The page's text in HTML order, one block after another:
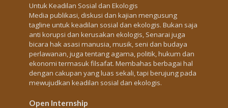
Untuk Keadilan Sosial dan Ekologis
Media publikasi, diskusi dan kajian mengusung
tagline untuk keadilan sosial dan ekologis. Bukan saja
anti korupsi dan kerusakan ekologis, Senarai juga
bicara hak asasi manusia, musik, seni dan budaya
perlawanan, juga tentang agama, politik, hukum dan
ekonomi termasuk filsafat. Membahas berbagai hal
dengan cakupan yang luas sekali, tapi berujung pada
mewujudkan keadilan sosial dan ekologis.
Open Internship